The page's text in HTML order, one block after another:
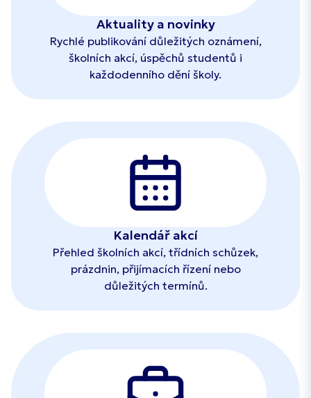
Aktuality a novinky
Rychlé publikování důležitých oznámení,
školních akcí, úspěchů studentů i
každodenního dění školy.
Kalendář akcí
Přehled školních akcí, třídních schůzek,
prázdnin, přijímacích řízení nebo
důležitých termínů.